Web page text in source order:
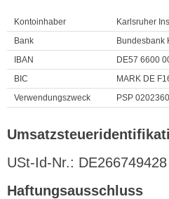
Kontoinhaber
Karlsruher
Bank
Bundesbank
IBAN
DE57 6600
BIC
MARK DE
Verwendungszweck
PSP
USt-Id-Nr.: DE266749428
Haftungsausschluss